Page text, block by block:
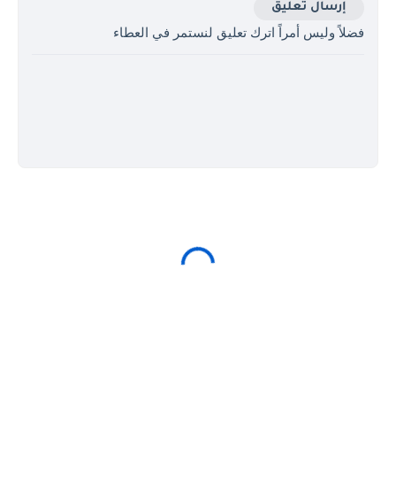
إرسال تعليق
فضلاً وليس أمراً اترك تعليق لنستمر في العطاء